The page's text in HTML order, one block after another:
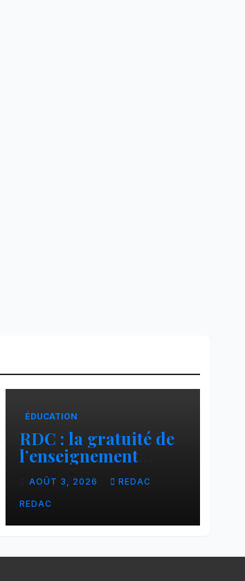
ÉDUCATION
RDC : la gratuité de
l’enseignement
primaire, vision
phare du Président
Félix Tshisekedi
réaffirmée par une
Secrétaire général
AOÛT 3, 2026 REDAC
REDAC